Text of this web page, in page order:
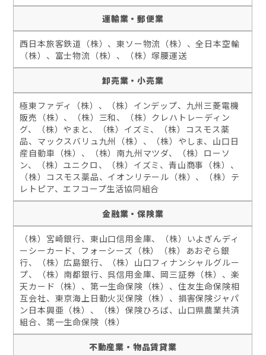
運輸業・郵便業
西日本旅客鉄道（株）、東ソー物流（株）、全日本空輸
（株）、富士物流（株）、（株）塚腰運送
卸売業・小売業
極東ファディ（株）、（株）インデップ、九州三菱電機
販売（株）、（株）三和、（株）クレハトレーディン
グ、（株）やまと、（株）イズミ、（株）コスモス薬
品、マックスバリュ九州（株）、（株）やしま、山口日
産自動車（株）、（株）南九州マツダ、（株）ローソ
ン、（株）ユニクロ、（株）イズミ、青山商事（株）、
（株）コスモス薬品、イオンリテール（株）、（株）テ
レトピア、エフコープ生活協同組合
金融業・保険業
（株）宮崎銀行、東山口信用金庫、（株）いよぎんディ
ーシーカード、フォーシーズ（株）（株）あおぞら銀
行、（株）広島銀行、（株）山口フィナンシャルグルー
プ、（株）南都銀行、呉信用金庫、岡三証券（株）、楽
天カード（株）、第一生命保険（株）、住友生命保険相
互会社、東京海上日動火災保険（株）、損害保険ジャパ
ン日本興亜（株）、（株）保険ひろば、山口県農業共済
組合、第一生命保険（株）
不動産業・物品賃貸業